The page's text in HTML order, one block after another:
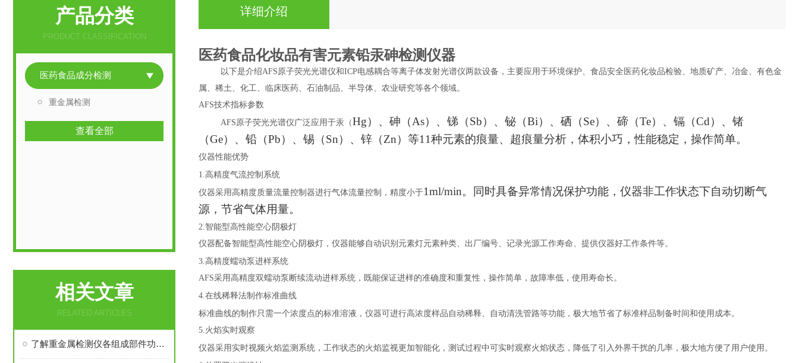
产品分类
PRODUCT CLASSIFICATION
医药食品成分检测
重金属检测
查看全部
相关文章
RELATED ARTICLES
了解重金属检测仪各组成部件功能特点是保障检测精度与效能的基础
详细介绍
医药食品化妆品有害元素铅汞砷检测仪器
以下是介绍AFS原子荧光光谱仪和ICP电感耦合等离子体发射光谱仪两款设备，主要应用于环境保护、食品安全医药化妆品检验、地质矿产、冶金、有色金
属、稀土、化工、临床医药、石油制品、半导体、农业研究等各个领域。
AFS技术指标参数
AFS原子荧光光谱仪广泛应用于汞（Hg）、砷（As）、锑（Sb）、铋（Bi）、硒（Se）、碲（Te）、镉（Cd）、锗
（Ge）、铅（Pb）、锡（Sn）、锌（Zn）等11种元素的痕量、超痕量分析，体积小巧，性能稳定，操作简单。
仪器性能优势
1.高精度气流控制系统
仪器采用高精度质量流量控制器进行气体流量控制，精度小于1ml/min。同时具备异常情况保护功能，仪器非工作状态下自动切断气
源，节省气体用量。
2.智能型高性能空心阴极灯
仪器配备智能型高性能空心阴极灯，仪器能够自动识别元素灯元素种类、出厂编号、记录光源工作寿命、提供仪器好工作条件等。
3.高精度蠕动泵进样系统
AFS采用高精度双蠕动泵断续流动进样系统，既能保证进样的准确度和重复性，操作简单，故障率低，使用寿命长。
4.在线稀释法制作标准曲线
标准曲线的制作只需一个浓度点的标准溶液，仪器可进行高浓度样品自动稀释、自动清洗管路等功能，极大地节省了标准样品制备时间和使用成本。
5.火焰实时观察
仪器采用实时视频火焰监测系统，工作状态的火焰监视更加智能化，测试过程中可实时观察火焰状态，降低了引入外界干扰的几率，极大地方便了用户使用。